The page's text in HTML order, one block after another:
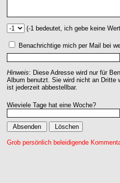
(-1 bedeutet, ich gebe keine
Benachrichtige mich per Mail bei
Hinweis: Diese Adresse wird nur für
Album benutzt. Sie wird nicht an Dritte
ist jederzeit abbestellbar.
Wieviele Tage hat eine Woche?
Grob persönlich beleidigende